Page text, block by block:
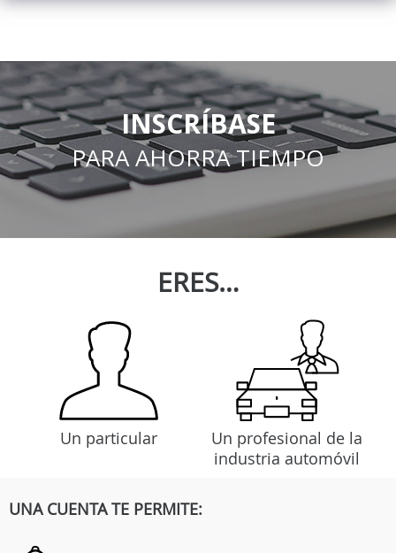
INSCRÍBASE
PARA AHORRA TIEMPO
ERES…
Un particular
Un profesional de la
industria automóvil
UNA CUENTA TE PERMITE: